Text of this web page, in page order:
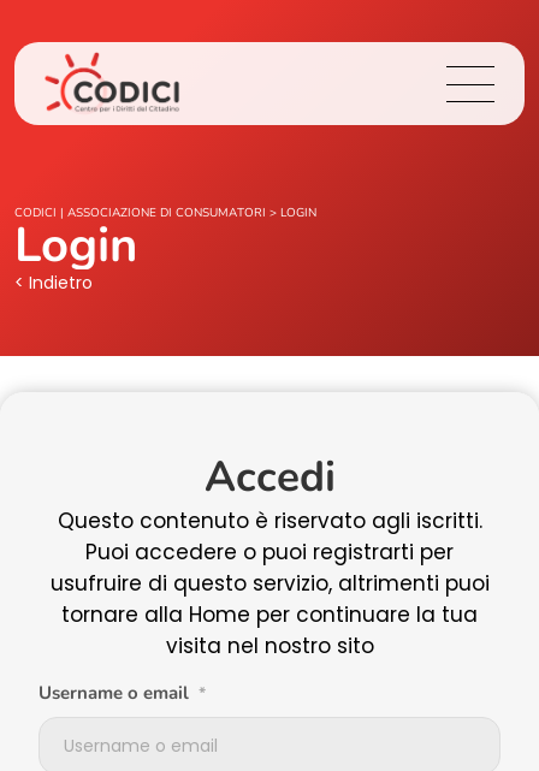
Chi Siamo
Cosa Facciamo
Login
CODICI | ASSOCIAZIONE DI CONSUMATORI > LOGIN
Login
< Indietro
Accedi
Questo contenuto è riservato agli iscritti.
Puoi accedere o puoi registrarti per
usufruire di questo servizio, altrimenti puoi
tornare alla Home per continuare la tua
visita nel nostro sito
Username o email *